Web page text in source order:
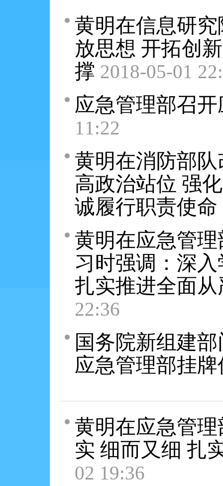
黄明在信息研
放思想 开拓创
撑 2018-05-01
应急管理部召
11:22
黄明在消防部
高政治站位 强
诚履行职责使命
黄明在应急管
习时强调：深
扎实推进全面
22:36
国务院新组建
应急管理部挂牌
黄明在应急管
实 细而又细 扎
02 19:36